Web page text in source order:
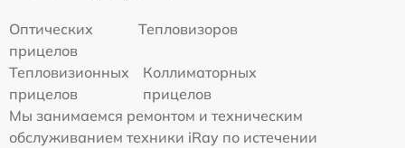
Оптических
прицелов
Тепловизоров
Тепловизионных
прицелов
Коллиматорных
прицелов
Мы занимаемся ремонтом и техническим
обслуживанием техники iRay по истечении